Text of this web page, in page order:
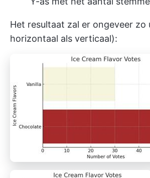
Het resultaat zal er ongeveer zo
horizontaal als verticaal):